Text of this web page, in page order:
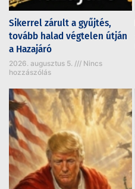
Sikerrel zárult a gyűjtés,
tovább halad végtelen útján
a Hazajáró
2026. augusztus 5.
Nincs
hozzászólás